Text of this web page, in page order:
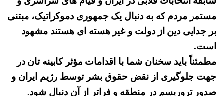
مستمر مردم که به دنبال یک جمهوری دموکراتیک، مبتنی
بر جدایی دین از دولت و غیر هسته ای هستند مشهود
است.
مطمئناً باید سخنان شما با اقدامات مؤثر کابینه تان در
جهت جلوگیری از نقض حقوق بشر توسط رژیم ایران و
صدور تروریسم در منطقه و فراتر از آن دنبال شود.